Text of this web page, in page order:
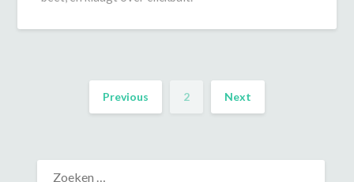
Previous 2 Next